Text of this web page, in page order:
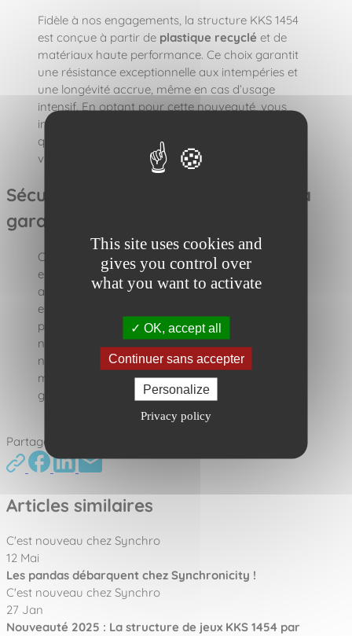
This site uses cookies and
gives you control over
what you want to activate
OK, accept all
Continuer sans accepter
Personalize
Privacy policy
Fidèle à nos engagements, la structure KKS 1454
est conçue à partir de plastique recyclé et de
matériaux haute performance. Ce choix garantit
une résistance exceptionnelle aux intempéries et
une longévité accrue, même en cas d’usage
intensif. En optant pour cette nouveauté, vous
investissez dans un équipement
éco-responsable
qui ne nécessite aucun entretien lourd, tout en
valorisant l’économie circulaire.
Sécurité et fabrication française : la
garantie Synchronicity
Comme l’ensemble de notre gamme, la KKS 1454
est entièrementfabriquée en Franceet répond
aux normes de sécuritéEN 1176 . Chaque élément
est rigoureusement testé pour assurer une
protection optimale des utilisateurs. Choisir cette
nouveauté 2025, c’est bénéficier de l’expertise de
nos bureaux d’études et d’une installation clé en
main parfaitement conforme aux exigences des
gestionnaires d’espaces publics.
Nous contacter
Partager cet article :
Articles similaires
C'est nouveau chez Synchro
12 Mai
Les pandas débarquent chez Synchronicity !
C'est nouveau chez Synchro
27 Jan
Nouveauté 2025 : La structure de jeux KKS 1454 par